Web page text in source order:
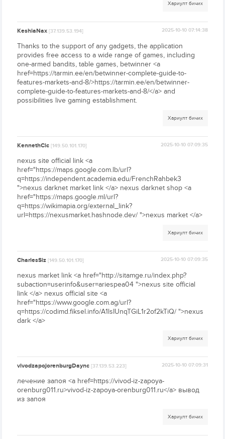
Хариулт бичих
KeshiaNax[37.139.53.194] 2025-10-10 07:14:38
Thanks to the support of any gadgets, the application
provides free access to a wide range of games, including
one-armed bandits, table games, betwinner <a
href=https://tarmin.ee/en/betwinner-complete-guide-to-
features-markets-and-8/>https://tarmin.ee/en/betwinner-
complete-guide-to-features-markets-and-8/</a> and
possibilities live gaming establishment.
Хариулт бичих
KennethCic[149.50.101.170] 2025-10-10 07:09:35
nexus site official link <a
href="https://maps.google.com.lb/url?
q=https://independent.academia.edu/FrenchRahbek3
">nexus darknet market link </a> nexus darknet shop <a
href="https://maps.google.ml/url?
q=https://wikimapia.org/external_link?
url=https://nexusmarket.hashnode.dev/ ">nexus market </a>
Хариулт бичих
CharlesSiz[149.50.101.170] 2025-10-10 07:09:35
nexus market link <a href="http://sitamge.ru/index.php?
subaction=userinfo&user=ariespea04 ">nexus site official
link </a> nexus official site <a
href="https://www.google.com.ag/url?
q=https://codimd.fiksel.info/A1lsIUnqTGiL1r2of2kTiQ/ ">nexus
dark </a>
Хариулт бичих
vivodzapojorenburgDaync[37.139.53.223] 2025-10-10 07:09:31
лечение запоя <a href=https://vivod-iz-zapoya-
orenburg011.ru>vivod-iz-zapoya-orenburg011.ru</a> вывод
из запоя
Хариулт бичих